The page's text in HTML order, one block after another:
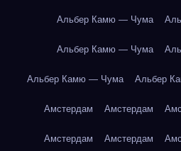
Альбер Камю — Чума
Альбер Камю — Чума
Альбер Камю — Чума Альбер
Амстердам Амстердам
Амстердам Амстердам